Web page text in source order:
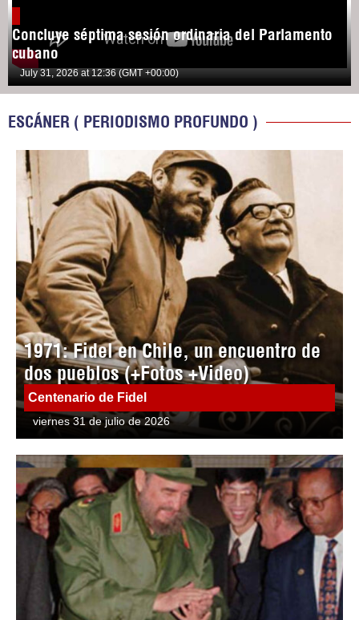
Concluye séptima sesión ordinaria del Parlamento
cubano
July 31, 2026 at 12:36 (GMT +00:00)
ESCÁNER ( PERIODISMO PROFUNDO )
1971: Fidel en Chile, un encuentro de
dos pueblos (+Fotos +Video)
Centenario de Fidel
viernes 31 de julio de 2026